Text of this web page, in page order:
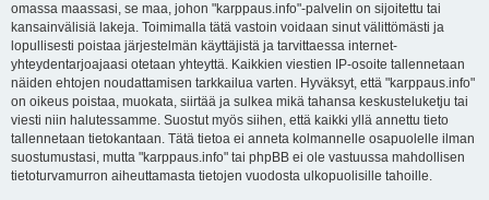
omassa maassasi, se maa, johon "karppaus.info"-palvelin on sijoitettu tai
kansainvälisiä lakeja. Toimimalla tätä vastoin voidaan sinut välittömästi ja
lopullisesti poistaa järjestelmän käyttäjistä ja tarvittaessa internet-
yhteydentarjoajaasi otetaan yhteyttä. Kaikkien viestien IP-osoite tallennetaan
näiden ehtojen noudattamisen tarkkailua varten. Hyväksyt, että "karppaus.info"
on oikeus poistaa, muokata, siirtää ja sulkea mikä tahansa keskusteluketju tai
viesti niin halutessamme. Suostut myös siihen, että kaikki yllä annettu tieto
tallennetaan tietokantaan. Tätä tietoa ei anneta kolmannelle osapuolelle ilman
suostumustasi, mutta "karppaus.info" tai phpBB ei ole vastuussa mahdollisen
tietoturvamurron aiheuttamasta tietojen vuodosta ulkopuolisille tahoille.